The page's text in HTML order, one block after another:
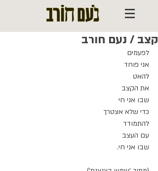
קצב / נעם חורב
לפעמים
אני פוחד
להאט
את הקצב
שבו אני חי
כדי שלא אצטרך
להתמודד
עם העצב
שבו אני חי.